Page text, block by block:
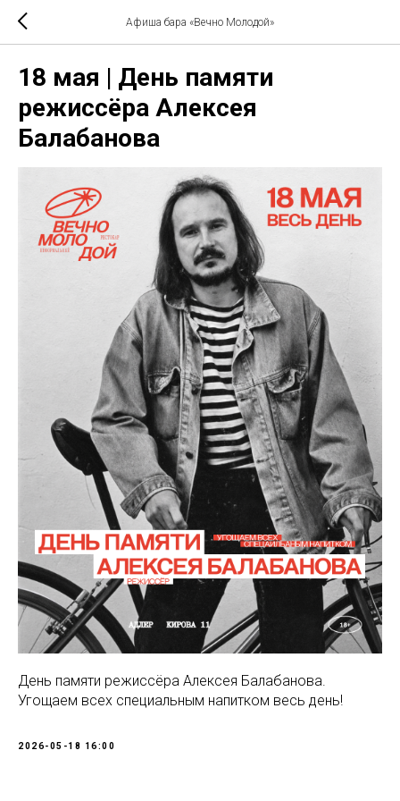
Афиша бара «Вечно Молодой»
18 мая | День памяти
режиссёра Алексея
Балабанова
День памяти режиссёра Алексея Балабанова.
Угощаем всех специальным напитком весь день!
2026-05-18 16:00